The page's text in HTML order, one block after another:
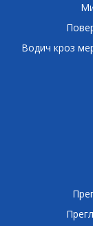
Водич кроз